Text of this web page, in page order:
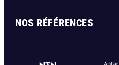
NOS RÉFÉRENCES